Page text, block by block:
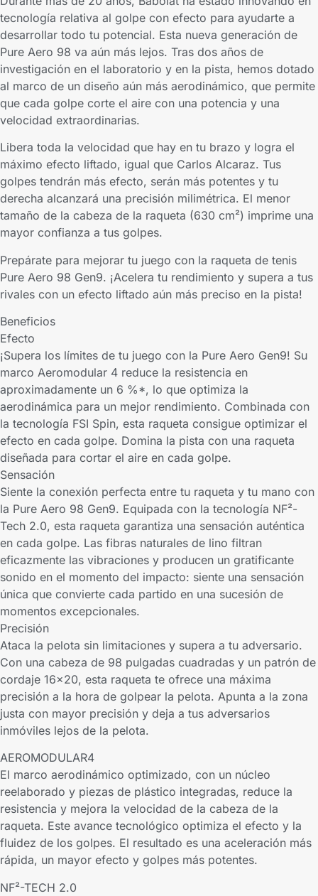
tecnología relativa al golpe con efecto para ayudarte a
desarrollar todo tu potencial. Esta nueva generación de
Pure Aero 98 va aún más lejos. Tras dos años de
investigación en el laboratorio y en la pista, hemos dotado
al marco de un diseño aún más aerodinámico, que permite
que cada golpe corte el aire con una potencia y una
velocidad extraordinarias.
Libera toda la velocidad que hay en tu brazo y logra el
máximo efecto liftado, igual que Carlos Alcaraz. Tus
golpes tendrán más efecto, serán más potentes y tu
derecha alcanzará una precisión milimétrica. El menor
tamaño de la cabeza de la raqueta (630 cm²) imprime una
mayor confianza a tus golpes.
Prepárate para mejorar tu juego con la raqueta de tenis
Pure Aero 98 Gen9. ¡Acelera tu rendimiento y supera a tus
rivales con un efecto liftado aún más preciso en la pista!
Beneficios
Efecto
¡Supera los límites de tu juego con la Pure Aero Gen9! Su
marco Aeromodular 4 reduce la resistencia en
aproximadamente un 6 %*, lo que optimiza la
aerodinámica para un mejor rendimiento. Combinada con
la tecnología FSI Spin, esta raqueta consigue optimizar el
efecto en cada golpe. Domina la pista con una raqueta
diseñada para cortar el aire en cada golpe.
Sensación
Siente la conexión perfecta entre tu raqueta y tu mano con
la Pure Aero 98 Gen9. Equipada con la tecnología NF²-
Tech 2.0, esta raqueta garantiza una sensación auténtica
en cada golpe. Las fibras naturales de lino filtran
eficazmente las vibraciones y producen un gratificante
sonido en el momento del impacto: siente una sensación
única que convierte cada partido en una sucesión de
momentos excepcionales.
Precisión
Ataca la pelota sin limitaciones y supera a tu adversario.
Con una cabeza de 98 pulgadas cuadradas y un patrón de
cordaje 16×20, esta raqueta te ofrece una máxima
precisión a la hora de golpear la pelota. Apunta a la zona
justa con mayor precisión y deja a tus adversarios
inmóviles lejos de la pelota.
AEROMODULAR4
El marco aerodinámico optimizado, con un núcleo
reelaborado y piezas de plástico integradas, reduce la
resistencia y mejora la velocidad de la cabeza de la
raqueta. Este avance tecnológico optimiza el efecto y la
fluidez de los golpes. El resultado es una aceleración más
rápida, un mayor efecto y golpes más potentes.
NF²-TECH 2.0